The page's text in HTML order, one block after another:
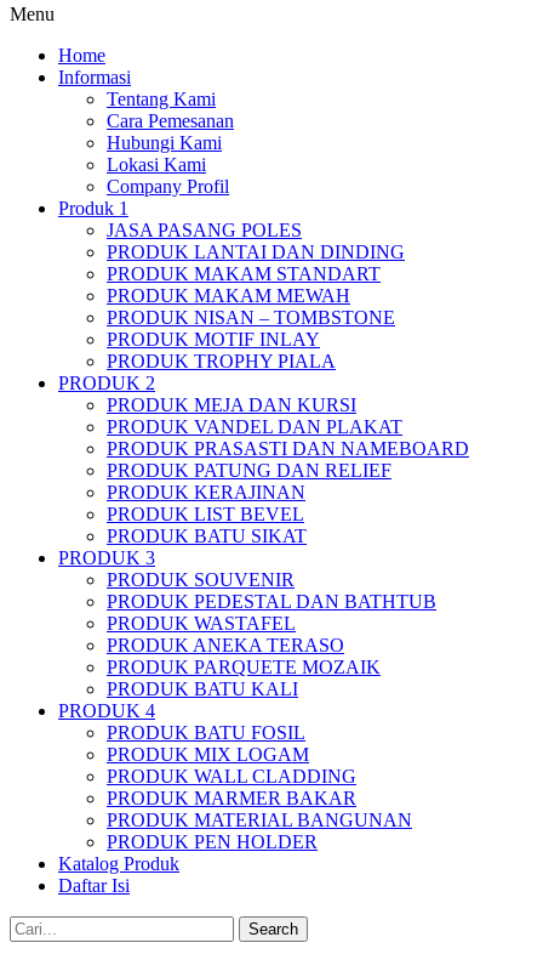
Menu
Home
Informasi
Tentang Kami
Cara Pemesanan
Hubungi Kami
Lokasi Kami
Company Profil
Produk 1
JASA PASANG POLES
PRODUK LANTAI DAN DINDING
PRODUK MAKAM STANDART
PRODUK MAKAM MEWAH
PRODUK NISAN – TOMBSTONE
PRODUK MOTIF INLAY
PRODUK TROPHY PIALA
PRODUK 2
PRODUK MEJA DAN KURSI
PRODUK VANDEL DAN PLAKAT
PRODUK PRASASTI DAN NAMEBOARD
PRODUK PATUNG DAN RELIEF
PRODUK KERAJINAN
PRODUK LIST BEVEL
PRODUK BATU SIKAT
PRODUK 3
PRODUK SOUVENIR
PRODUK PEDESTAL DAN BATHTUB
PRODUK WASTAFEL
PRODUK ANEKA TERASO
PRODUK PARQUETE MOZAIK
PRODUK BATU KALI
PRODUK 4
PRODUK BATU FOSIL
PRODUK MIX LOGAM
PRODUK WALL CLADDING
PRODUK MARMER BAKAR
PRODUK MATERIAL BANGUNAN
PRODUK PEN HOLDER
Katalog Produk
Daftar Isi
Search